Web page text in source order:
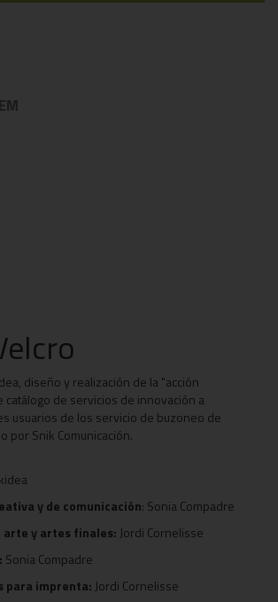
diseño y realización de la "acción
catálogo de servicios de innovación a
usuarios de los servicio de buzoneo de
por Snik Comunicación.
y de comunicación: Sonia Compadre
arte y artes finales: Jordi Cornelisse
Sonia Compadre
para imprenta: Jordi Cornelisse